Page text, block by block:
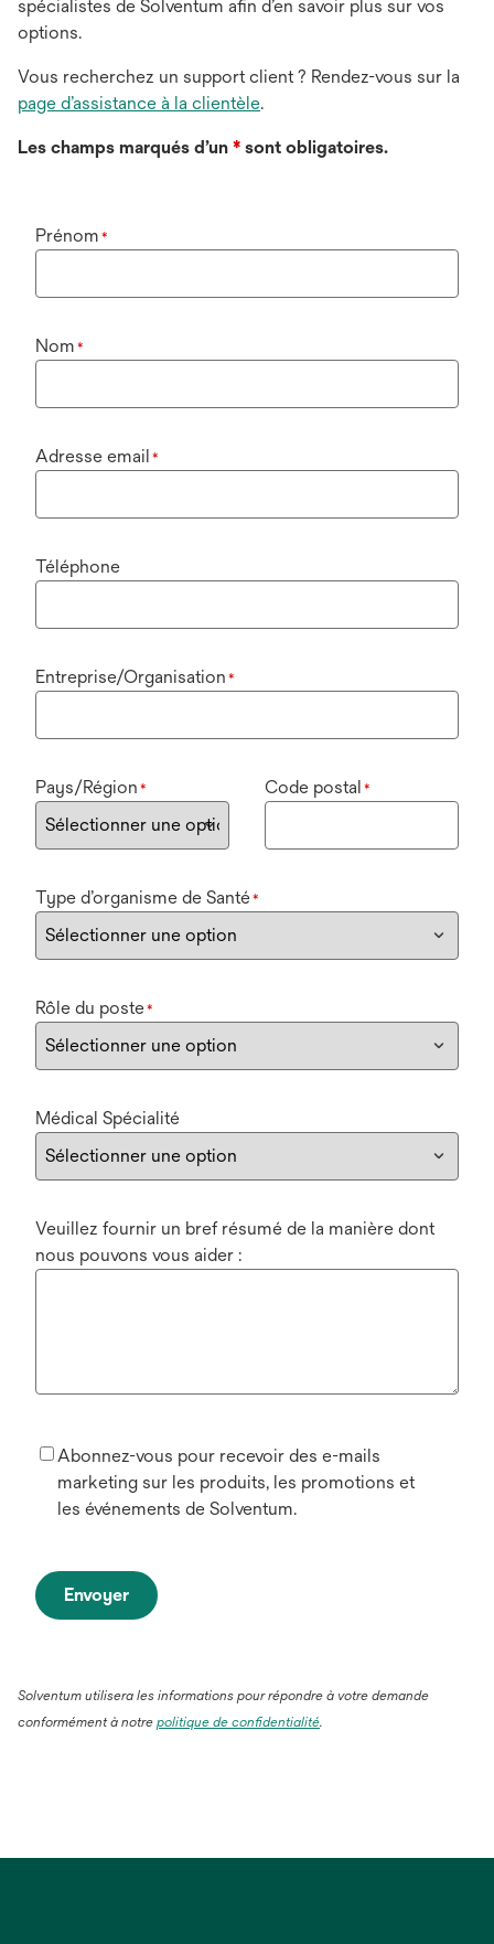
spécialistes de Solventum afin d’en savoir plus sur vos
options.
Vous recherchez un support client ? Rendez-vous sur la
page d’assistance à la clientèle.
Les champs marqués d’un * sont obligatoires.
Prénom *
Nom *
Adresse email *
Téléphone
Entreprise/Organisation *
Pays/Région * Code postal *
Type d’organisme de Santé*
Rôle du poste*
Médical Spécialité
Veuillez fournir un bref résumé de la manière dont
nous pouvons vous aider :
Abonnez-vous pour recevoir des e-mails
marketing sur les produits, les promotions et
les événements de Solventum.
Envoyer
Solventum utilisera les informations pour répondre à votre demande
conformément à notre politique de confidentialité.